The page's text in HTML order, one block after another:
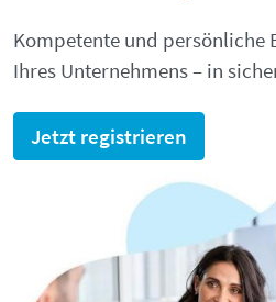
Kompetente und persönliche
Ihres Unternehmens – in
Jetzt registrieren